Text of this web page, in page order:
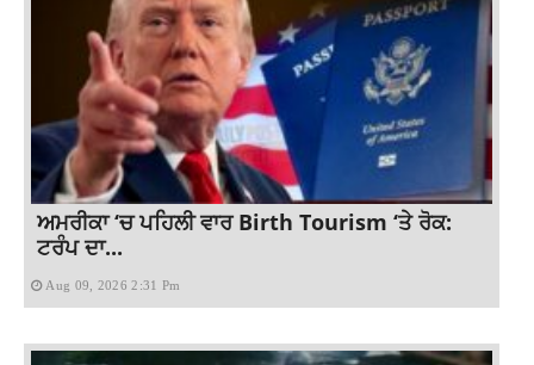
ਅਮਰੀਕਾ ‘ਚ ਪਹਿਲੀ ਵਾਰ Birth Tourism ‘ਤੇ ਰੋਕ:
ਟਰੰਪ ਦਾ...
Aug 09, 2026 2:31 Pm